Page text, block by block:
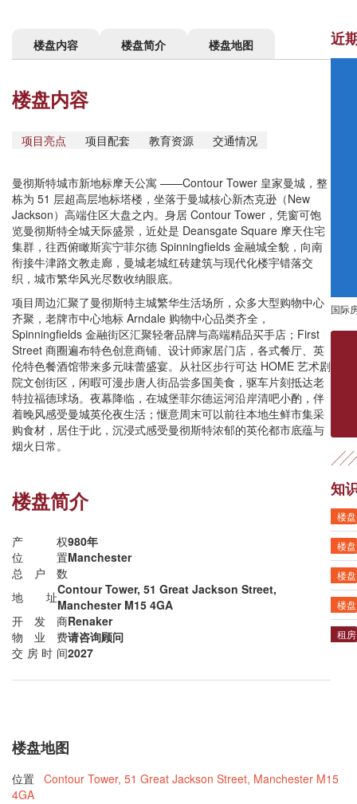
楼盘内容 楼盘简介 楼盘地图
楼盘内容
项目亮点 项目配套 教育资源 交通情况
曼彻斯特城市新地标摩天公寓 ——Contour Tower 皇家曼城，整
栋为 51 层超高层地标塔楼，坐落于曼城核心新杰克逊（New
Jackson）高端住区大盘之内。身居 Contour Tower，凭窗可饱
览曼彻斯特全城天际盛景，近处是 Deansgate Square 摩天住宅
集群，往西俯瞰斯宾宁菲尔德 Spinningfields 金融城全貌，向南
衔接牛津路文教走廊，曼城老城红砖建筑与现代化楼宇错落交
织，城市繁华风光尽数收纳眼底。
项目周边汇聚了曼彻斯特主城繁华生活场所，众多大型购物中心
齐聚，老牌市中心地标 Arndale 购物中心品类齐全，
Spinningfields 金融街区汇聚轻奢品牌与高端精品买手店；First
Street 商圈遍布特色创意商铺、设计师家居门店，各式餐厅、英
伦特色餐酒馆带来多元味蕾盛宴。从社区步行可达 HOME 艺术剧
院文创街区，闲暇可漫步唐人街品尝多国美食，驱车片刻抵达老
特拉福德球场。夜幕降临，在城堡菲尔德运河沿岸清吧小酌，伴
着晚风感受曼城英伦夜生活；惬意周末可以前往本地生鲜市集采
购食材，居住于此，沉浸式感受曼彻斯特浓郁的英伦都市底蕴与
烟火日常。
楼盘简介
产权980年
位置Manchester
总户数
地址Contour Tower, 51 Great Jackson Street,
Manchester M15 4GA
开发商Renaker
物业费请咨询顾问
交房时间2027
近
国际
知
楼盘
楼盘
楼盘
楼盘
租房
楼盘地图
位置 Contour Tower, 51 Great Jackson Street, Manchester M15
4GA